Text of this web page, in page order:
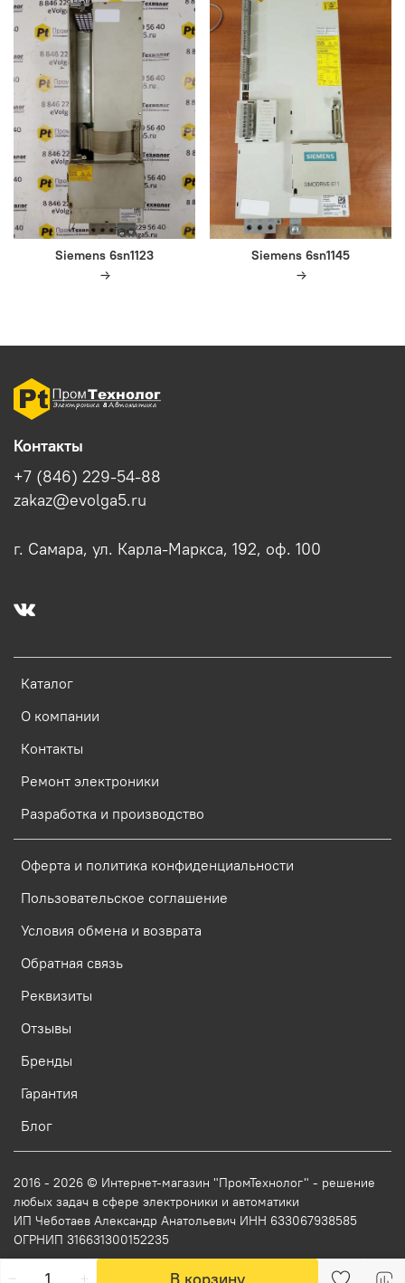
В корзину
Siemens 6sn1123 Siemens 6sn1145
Каталог
О компании
Контакты
Ремонт электроники
Разработка и производство
Оферта и политика конфиденциальности
Пользовательское соглашение
Условия обмена и возврата
Обратная связь
Реквизиты
Отзывы
Бренды
Гарантия
Блог
Контакты
+7 (846) 229-54-88
zakaz@evolga5.ru
г. Самара, ул. Карла-Маркса, 192, оф. 100
2016 - 2026 © Интернет-магазин "ПромТехнолог" - решение
любых задач в сфере электроники и автоматики
ИП Чеботаев Александр Анатольевич ИНН 633067938585
ОГРНИП 316631300152235